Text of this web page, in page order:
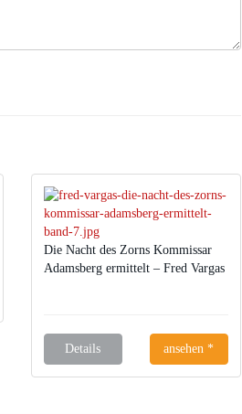
Die Nacht des Zorns Kommissar
Adamsberg ermittelt – Fred Vargas
Details ansehen *